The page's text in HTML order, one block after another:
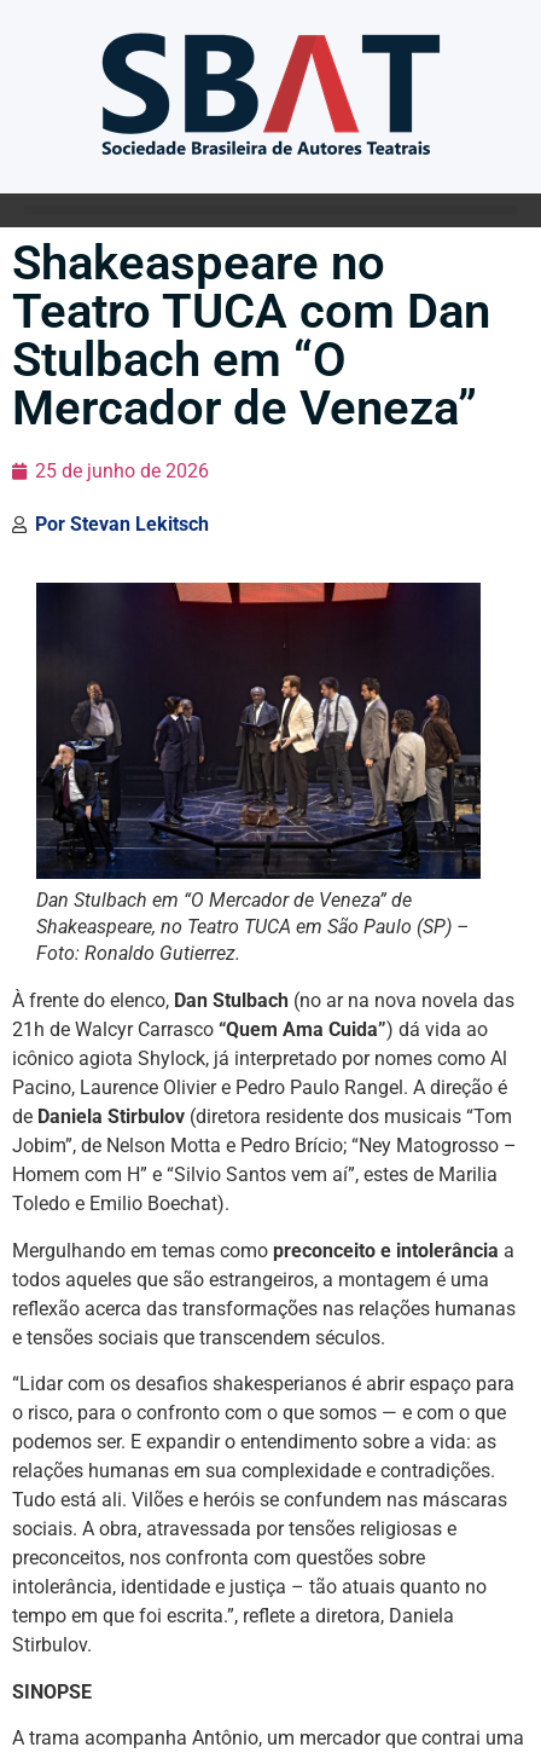
Shakeaspeare no
Teatro TUCA com Dan
Stulbach em “O
Mercador de Veneza”
25 de junho de 2026
Por Stevan Lekitsch
Dan Stulbach em “O Mercador de Veneza” de
Shakeaspeare, no Teatro TUCA em São Paulo (SP) –
Foto: Ronaldo Gutierrez.
À frente do elenco, Dan Stulbach (no ar na nova novela das
21h de Walcyr Carrasco “Quem Ama Cuida”) dá vida ao
icônico agiota Shylock, já interpretado por nomes como Al
Pacino, Laurence Olivier e Pedro Paulo Rangel. A direção é
de Daniela Stirbulov (diretora residente dos musicais “Tom
Jobim”, de Nelson Motta e Pedro Brício; “Ney Matogrosso –
Homem com H” e “Silvio Santos vem aí”, estes de Marilia
Toledo e Emilio Boechat).
Mergulhando em temas como preconceito e intolerância a
todos aqueles que são estrangeiros, a montagem é uma
reflexão acerca das transformações nas relações humanas
e tensões sociais que transcendem séculos.
“Lidar com os desafios shakesperianos é abrir espaço para
o risco, para o confronto com o que somos — e com o que
podemos ser. E expandir o entendimento sobre a vida: as
relações humanas em sua complexidade e contradições.
Tudo está ali. Vilões e heróis se confundem nas máscaras
sociais. A obra, atravessada por tensões religiosas e
preconceitos, nos confronta com questões sobre
intolerância, identidade e justiça – tão atuais quanto no
tempo em que foi escrita.”, reflete a diretora, Daniela
Stirbulov.
SINOPSE
A trama acompanha Antônio, um mercador que contrai uma